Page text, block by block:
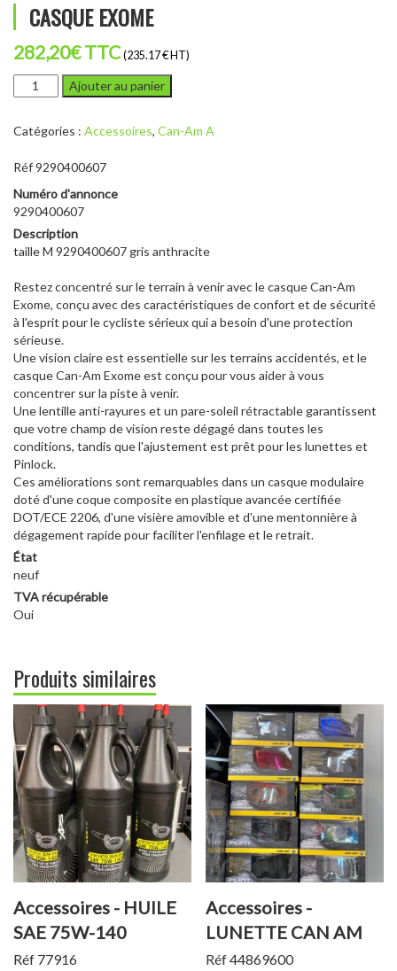
CASQUE EXOME
282,20€TTC (235.17 € HT)
quantité
de
EXOME
Ajouter au panier
Catégories : Accessoires, Can-Am A
Réf 9290400607
Numéro d'annonce
9290400607
Description
taille M 9290400607 gris anthracite
Restez concentré sur le terrain à venir avec le casque Can-Am
Exome, conçu avec des caractéristiques de confort et de sécurité
à l'esprit pour le cycliste sérieux qui a besoin d'une protection
sérieuse.
Une vision claire est essentielle sur les terrains accidentés, et le
casque Can-Am Exome est conçu pour vous aider à vous
concentrer sur la piste à venir.
Une lentille anti-rayures et un pare-soleil rétractable garantissent
que votre champ de vision reste dégagé dans toutes les
conditions, tandis que l'ajustement est prêt pour les lunettes et
Pinlock.
Ces améliorations sont remarquables dans un casque modulaire
doté d'une coque composite en plastique avancée certifiée
DOT/ECE 2206, d'une visière amovible et d'une mentonnière à
dégagement rapide pour faciliter l'enfilage et le retrait.
État
neuf
TVA récupérable
Oui
Produits similaires
Accessoires - HUILE
SAE 75W-140
Réf 77916
Accessoires -
LUNETTE CAN AM
TRENCH
Réf 44869600